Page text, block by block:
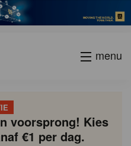
menu
voorsprong! Kies
€1 per dag.